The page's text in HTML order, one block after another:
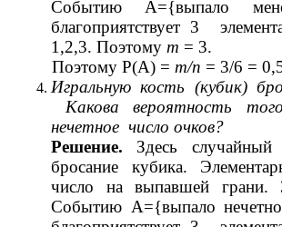
Событию А={выпало
благоприятствует 3
1,2,3. Поэтому т = 3.
Поэтому Р(А) = т/п = 3/6 =
Игральную кость (кубик)
Какова вероятность
нечетное число очков?
Решение. Здесь случайный
бросание кубика.
число на выпавшей грани.
Событию А={выпало